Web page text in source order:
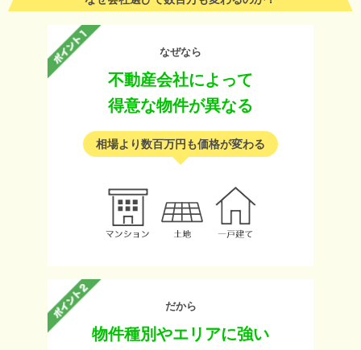
なぜなら
不動産会社によって
得意な物件が異なる
相場より数百万円も価格が変わる
だから
物件種別やエリアに強い